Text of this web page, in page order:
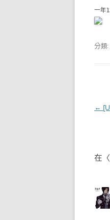
一年
分類:
文
←
在〈